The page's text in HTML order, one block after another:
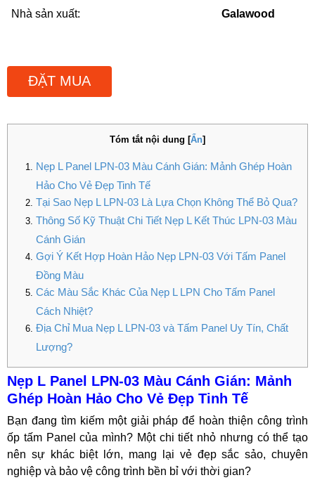
Nhà sản xuất: Galawood
ĐẶT MUA
Tóm tắt nội dung [Ẩn]
Nẹp L Panel LPN-03 Màu Cánh Gián: Mảnh Ghép Hoàn
Hảo Cho Vẻ Đẹp Tinh Tế
Tại Sao Nẹp L LPN-03 Là Lựa Chọn Không Thể Bỏ Qua?
Thông Số Kỹ Thuật Chi Tiết Nẹp L Kết Thúc LPN-03 Màu
Cánh Gián
Gợi Ý Kết Hợp Hoàn Hảo Nẹp LPN-03 Với Tấm Panel
Đồng Màu
Các Màu Sắc Khác Của Nẹp L LPN Cho Tấm Panel
Cách Nhiệt?
Địa Chỉ Mua Nẹp L LPN-03 và Tấm Panel Uy Tín, Chất
Lượng?
Nẹp L Panel LPN-03 Màu Cánh Gián: Mảnh
Ghép Hoàn Hảo Cho Vẻ Đẹp Tinh Tế
Bạn đang tìm kiếm một giải pháp để hoàn thiện công trình
ốp tấm Panel của mình? Một chi tiết nhỏ nhưng có thể tạo
nên sự khác biệt lớn, mang lại vẻ đẹp sắc sảo, chuyên
nghiệp và bảo vệ công trình bền bỉ với thời gian?